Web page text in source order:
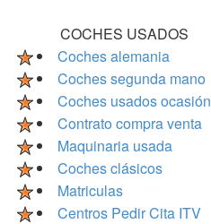
COCHES USADOS
Coches alemania
Coches segunda mano
Coches usados ocasión
Contrato compra venta
Maquinaria usada
Coches clásicos
Matriculas
Centros Pedir Cita ITV